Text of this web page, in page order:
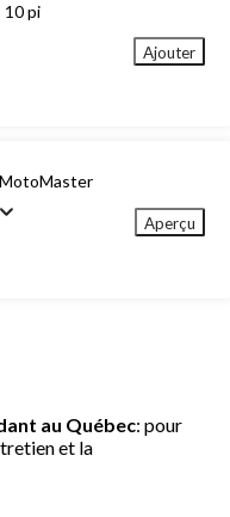
10 pi
Ajouter
Aperçu
au Québec: pour
et la